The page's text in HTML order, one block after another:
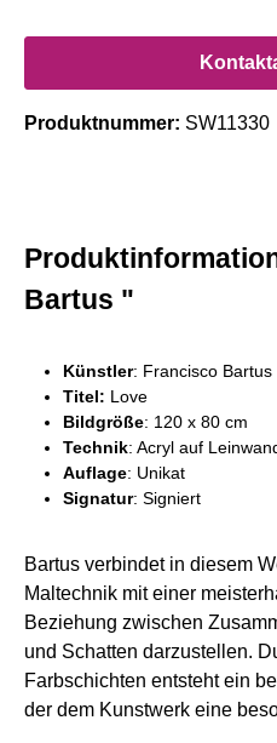
Produktnummer: SW11330
Bartus "
Künstler: Francisco Bartus
Titel: Love
Bildgröße: 120 x 80 cm
Technik: Acryl auf
Auflage: Unikat
Signatur: Signiert
Bartus verbindet in diesem
Maltechnik mit einer
Beziehung zwischen
und Schatten darzustellen.
Farbschichten entsteht ein
der dem Kunstwerk eine